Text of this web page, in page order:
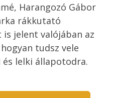
Harangozó Gábor
rákkutató
jelent valójában az
tudsz vele
lelki állapotodra.